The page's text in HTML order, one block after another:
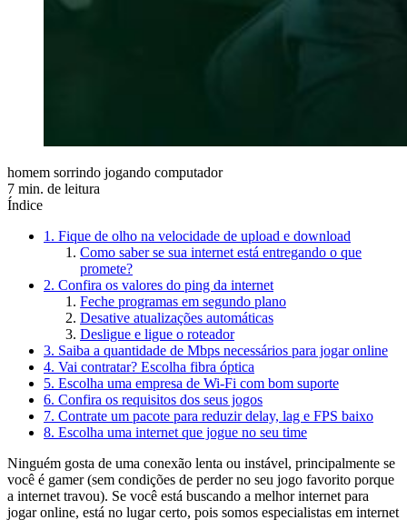
homem sorrindo jogando computador
7 min. de leitura
Índice
1. Fique de olho na velocidade de upload e download
Como saber se sua internet está entregando o que
promete?
2. Confira os valores do ping da internet
Feche programas em segundo plano
Desative atualizações automáticas
Desligue e ligue o roteador
3. Saiba a quantidade de Mbps necessários para jogar online
4. Vai contratar? Escolha fibra óptica
5. Escolha uma empresa de Wi-Fi com bom suporte
6. Confira os requisitos dos seus jogos
7. Contrate um pacote para reduzir delay, lag e FPS baixo
8. Escolha uma internet que jogue no seu time
Ninguém gosta de uma conexão lenta ou instável, principalmente se
você é gamer (sem condições de perder no seu jogo favorito porque
a internet travou). Se você está buscando a melhor internet para
jogar online, está no lugar certo, pois somos especialistas em internet